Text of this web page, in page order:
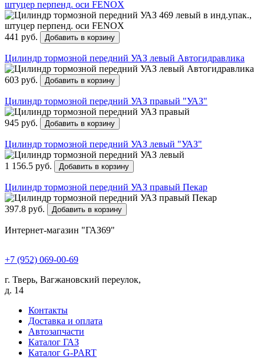
штуцер перпенд. оси FENOX
441 руб. Добавить в корзину
Цилиндр тормозной передний УАЗ левый Автогидравлика
603 руб. Добавить в корзину
Цилиндр тормозной передний УАЗ правый "УАЗ"
945 руб. Добавить в корзину
Цилиндр тормозной передний УАЗ левый "УАЗ"
1 156.5 руб. Добавить в корзину
Цилиндр тормозной передний УАЗ правый Пекар
397.8 руб. Добавить в корзину
Интернет-магазин "ГАЗ69"
+7 (952) 069-00-69
г. Тверь, Вагжановский переулок,
д. 14
Контакты
Доставка и оплата
Автозапчасти
Каталог ГАЗ
Каталог G-PART